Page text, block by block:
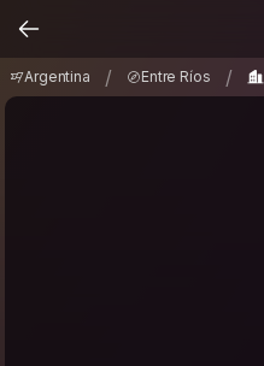
Argentina / Entre Ríos /